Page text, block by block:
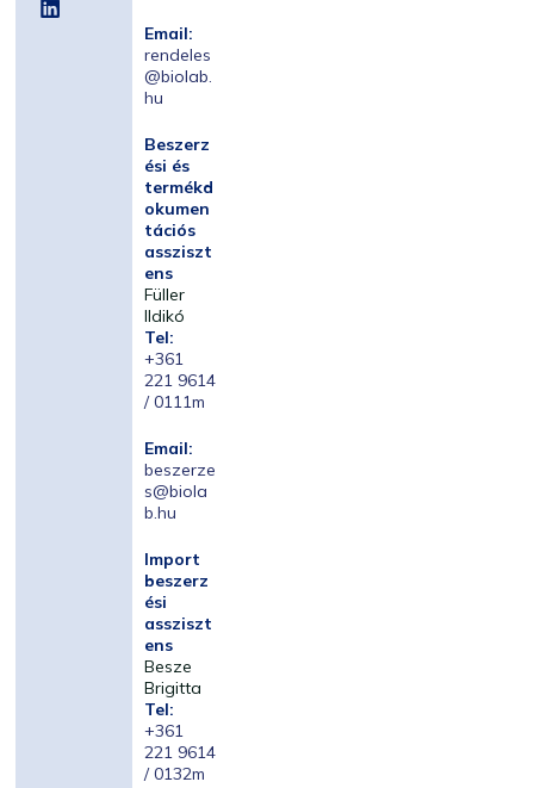
Email:
rendeles
@biolab.
hu
Beszerz
ési és
termékd
okumen
tációs
assziszt
ens
Füller
Ildikó
Tel:
+361
221 9614
/ 0111m
Email:
beszerze
s@biola
b.hu
Import
beszerz
ési
assziszt
ens
Besze
Brigitta
Tel:
+361
221 9614
/ 0132m